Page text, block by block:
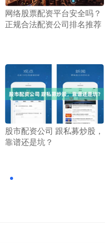
​网络股票配资平台安全吗？
正规合法配资公司排名推荐
​股市配资公司 跟私募炒股，
靠谱还是坑？